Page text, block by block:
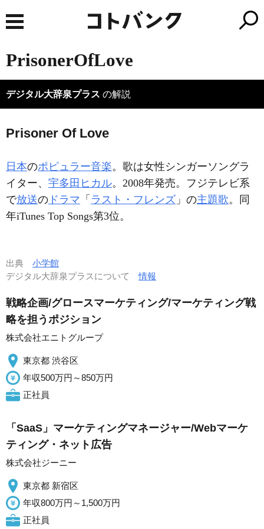
PrisonerOfLove
デジタル大辞泉プラス の解説
Prisoner Of Love
日本のポピュラー音楽。歌は女性シンガーソングラ
イター、 宇多田ヒカル。2008年発売。フジテレビ系
で放送の ドラマ 「 ラスト・フレンズ 」の主題歌。同
年iTunes Top Songs第3位。
出典 小学館
デジタル大辞泉プラスについて情報
戦略企画/グロースマーケティング/マーケティング戦
略を担うポジション
株式会社エニトグループ
東京都 渋谷区
年収500万円～850万円
正社員
「SaaS」マーケティングマネージャー/Webマーケ
ティング・ネット広告
株式会社ジーニー
東京都 新宿区
年収800万円～1,500万円
正社員